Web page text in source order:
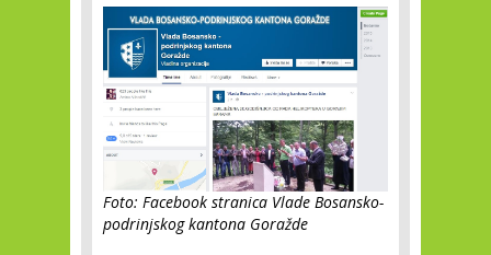
Foto: Facebook stranica Vlade Bosansko-
podrinjskog kantona Goražde